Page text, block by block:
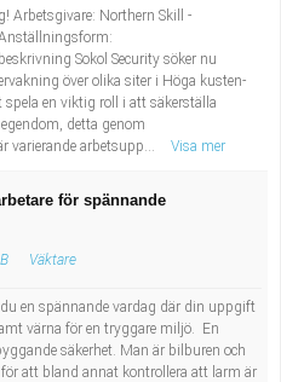
Arbetsgivare: Northern Skill -
Sokol Security söker nu
över olika siter i Höga kusten-
en viktig roll i att säkerställa
detta genom
varierande arbetsupp...
Visa mer
för spännande
Väktare
en spännande vardag där din uppgift
värna för en tryggare miljö. En
säkerhet. Man är bilburen och
att bland annat kontrollera att larm är